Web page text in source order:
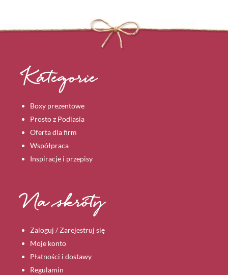
Kategorie
Boxy prezentowe
Prosto z Podlasia
Oferta dla firm
Współpraca
Inspiracje i przepisy
Na skróty
Zaloguj / Zarejestruj się
Moje konto
Płatności i dostawy
Regulamin